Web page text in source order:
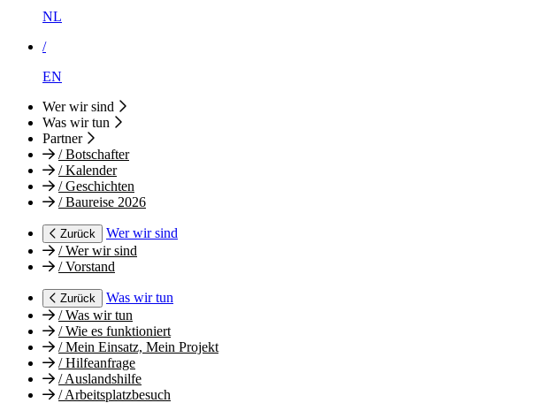
NL
/
EN
Wer wir sind
Was wir tun
Partner
/Botschafter
/Kalender
/Geschichten
/Baureise 2026
Zurück
Wer wir sind
/Wer wir sind
/Vorstand
Zurück
Was wir tun
/Was wir tun
/Wie es funktioniert
/Mein Einsatz, Mein Projekt
/Hilfeanfrage
/Auslandshilfe
/Arbeitsplatzbesuch